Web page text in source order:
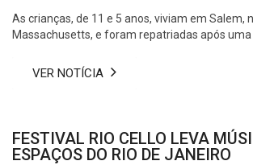
As crianças, de 11 e 5 anos, viviam em Salem,
Massachusetts, e foram repatriadas após uma
VER NOTÍCIA
FESTIVAL RIO CELLO LEVA
ESPAÇOS DO RIO DE JANEIRO